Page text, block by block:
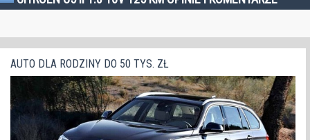
AUTO DLA RODZINY DO 50 TYS. ZŁ